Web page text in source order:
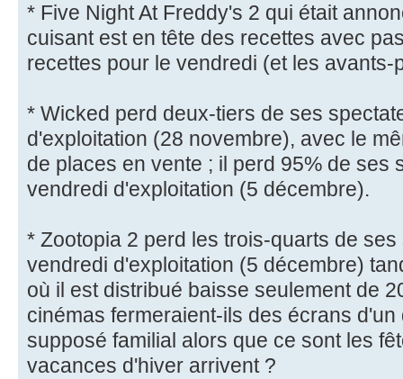
* Five Night At Freddy's 2 qui était
cuisant est en tête des recettes avec
recettes pour le vendredi (et les avants-
* Wicked perd deux-tiers de ses
d'exploitation (28 novembre), avec le
de places en vente ; il perd 95% de ses
vendredi d'exploitation (5 décembre).
* Zootopia 2 perd les trois-quarts de
vendredi d'exploitation (5 décembre)
où il est distribué baisse seulement de
cinémas fermeraient-ils des écrans
supposé familial alors que ce sont les
vacances d'hiver arrivent ?